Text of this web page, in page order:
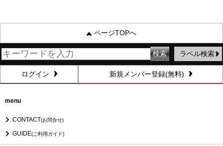
ページTOPへ
ラベル検索
ログイン 新規メンバー登録(無料)
menu
CONTACT(お問合せ)
GUIDE(ご利用ガイド)